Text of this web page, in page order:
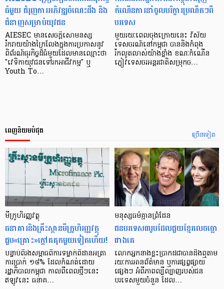
ធំមួយ ជំរុញការអភិវឌ្ឍចំណេះដឹង និង
ជំនាញសម្រាប់យុវជន
AIESEC មានសេចក្តីសោមនស្ស
រីករាយយ៉ាងក្រៃលែងក្នុងការប្រកាសនូវ
ពិព័រណ៍ធុរកិច្ចដ៏ធំមួយដែលមានឈ្មោះថា
"វេទិកាយុវជនទៅរកអាជីវកម្ម" ឬ
Youth To…
កំណើន​ការ​នាំ​ចូល​បរិក្ខារ​ប្រណីតៗ​ពី​
បរទេស
មួយ​រយៈ​ពេល​ចុង​ក្រោយ​នេះ វិស័យ​
ទេសចរណ៍​នៅ​កម្ពុជា បាន​និង​កំពុង​​
រីកលូត​លាស់​យ៉ាង​ខ្លាំង ខណៈ​កំណើន​
ភ្ញៀវ​ទេសចរ​អន្តរជាតិ​សម្រុក​ច…
ច្រើនទៀត
ពេញនិយមបំផុត
មីក្រូ​ហិរញ្ញវត្ថុ
ធនាគារ​និង​គ្រឹះស្ថាន​មីក្រូ​ហិរញ្ញវត្ថុ​
ជួប«គ្រោះ»ក្តៅ​គគុក​មួយ​ទៀត​ហើយ!
បន្ទាប់​ពី​រង​សម្ពាធ​​ពី​ការ​ទម្លាក់​ពិដាន​អត្រា​
ការ​ប្រាក់ ១៨​% ដែល​កំណត់​ដោយ​
រដ្ឋាភិបាល​កម្ពុជា កាល​ពី​ពេល​ថ្មីៗ​នេះ
ឥឡូវ​នេះ ធនាគ…
មនុស្ស​ធម៌​គ្មាន​ព្រំដែន
ជន​បរទេស​៣​រូប​ដែល​ជួយ​ខ្មែរ​លេច​ធ្លោ​
ជាង​គេ
លោកអ្នក​នាង​ខ្លះ​ប្រាកដ​ជា​បាន​​ដឹង​ឮ​តាម​
រយៈ​ការ​អាន​ព័ត៌មាន ឬ​ការ​ផ្សព្វផ្សាយ​
ផ្សេងៗ អំពី​ភាព​ល្បីល្បាញ​របស់​ជន​
បរទេស​មួយ​ចំនួន ដែល…